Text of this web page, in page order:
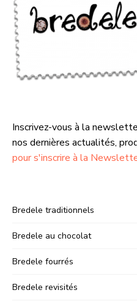
Inscrivez-vous à la
nos dernières actualités,
pour s'inscrire à la
Bredele traditionnels
Bredele au chocolat
Bredele fourrés
Bredele revisités